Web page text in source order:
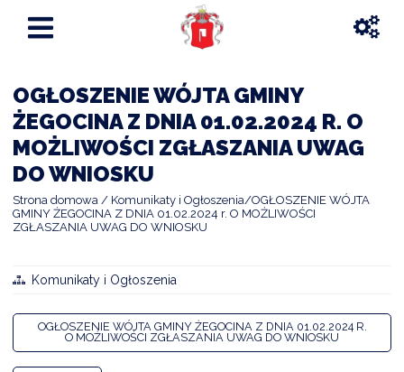
OGŁOSZENIE WÓJTA GMINY
ŻEGOCINA Z DNIA 01.02.2024 R. O
MOŻLIWOŚCI ZGŁASZANIA UWAG
DO WNIOSKU
Strona domowa Komunikaty i Ogłoszenia OGŁOSZENIE WÓJTA
GMINY ŻEGOCINA Z DNIA 01.02.2024 r. O MOŻLIWOŚCI
ZGŁASZANIA UWAG DO WNIOSKU
Komunikaty i Ogłoszenia
OGŁOSZENIE WÓJTA GMINY ŻEGOCINA Z DNIA 01.02.2024 R.
O MOŻLIWOŚCI ZGŁASZANIA UWAG DO WNIOSKU